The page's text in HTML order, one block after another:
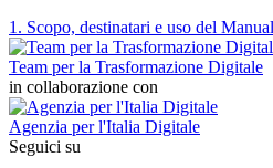
1. Scopo, destinatari e uso del
Team per la Trasformazione Digitale
in collaborazione con
Agenzia per l'Italia Digitale
Seguici su